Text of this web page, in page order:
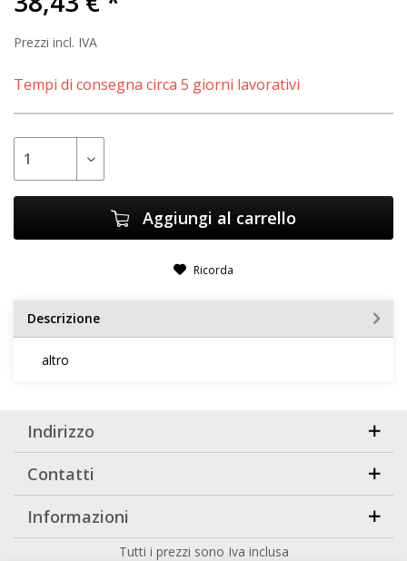
Prezzi incl. IVA
Tempi di consegna circa 5 giorni lavorativi
Aggiungi al carrello
Ricorda
Descrizione
altro
Indirizzo
Contatti
Informazioni
Tutti i prezzi sono Iva inclusa